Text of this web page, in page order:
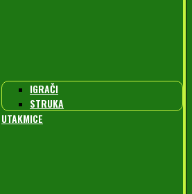
IGRAČI
STRUKA
UTAKMICE